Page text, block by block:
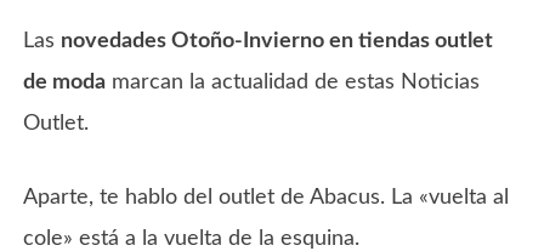
Las novedades Otoño-Invierno en tiendas outlet
de moda marcan la actualidad de estas Noticias
Outlet.
Aparte, te hablo del outlet de Abacus. La «vuelta al
cole» está a la vuelta de la esquina.